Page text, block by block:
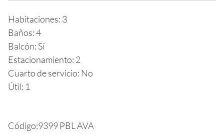
Habitaciones: 3
Baños: 4
Balcón: Sí
Estacionamiento: 2
Cuarto de servicio: No
Útil: 1
Código:9399 PBL AVA